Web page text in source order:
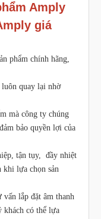
Amply
giá
phẩm chính hãng,
quay lại nhờ
mà công ty chúng
bảo quyền lợi của
tận tụy, đầy nhiệt
khi lựa chọn sản
lắp đặt âm thanh
khách có thể lựa